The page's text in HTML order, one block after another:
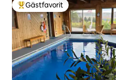
Populär gästfavorit
Gästfavorit